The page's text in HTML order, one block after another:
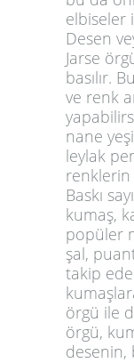
elbiseler
Desen
Jarse
basılır.
ve renk
nane
leylak
renklerin
Baskı
kumaş,
popüler
şal,
takip
örgü ile
örgü,
desenin,